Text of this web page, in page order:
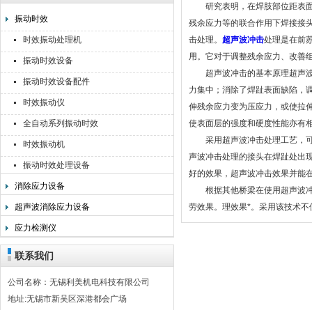
振动时效
时效振动处理机
振动时效设备
振动时效设备配件
时效振动仪
全自动系列振动时效
时效振动机
振动时效处理设备
消除应力设备
超声波消除应力设备
应力检测仪
联系我们
公司名称：无锡利美机电科技有限公司
地址:无锡市新吴区深港都会广场
研究表明，在焊肢部位距表面
残余应力等的联合作用下焊接接
击处理。 超声波冲击处理是在前
用。它对于调整残余应力、改善
超声波冲击的基本原理超声波
力集中；消除了焊趾表面缺陷，
伸残余应力变为压应力，或使拉
使表面层的强度和硬度性能亦有
采用超声波冲击处理工艺，可
声波冲击处理的接头在焊趾处出
好的效果，超声波冲击效果并能
根据其他桥梁在使用超声波冲
劳效果。理效果*。采用该技术